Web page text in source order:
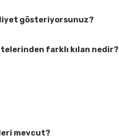
gösteriyorsunuz?
farklı kılan nedir?
mevcut?